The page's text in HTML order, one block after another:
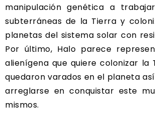
manipulación genética a
subterráneas de la Tierra y
planetas del sistema solar con
Por último, Halo parece
alienígena que quiere colonizar la
quedaron varados en el planeta
arreglarse en conquistar este
mismos.